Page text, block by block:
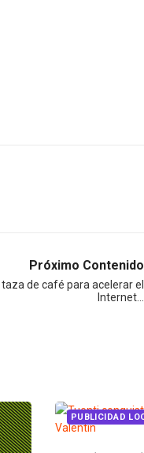
Próximo Contenido
taza de café para acelerar el
Internet…